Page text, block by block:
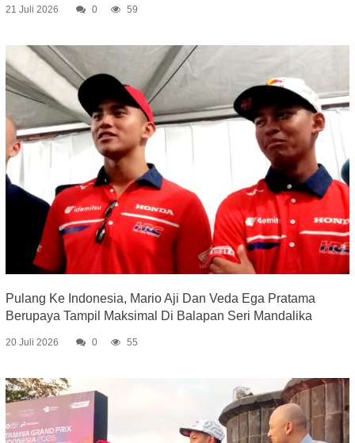
21 Juli 2026 0 59
Pulang Ke Indonesia, Mario Aji Dan Veda Ega Pratama
Berupaya Tampil Maksimal Di Balapan Seri Mandalika
20 Juli 2026 0 55